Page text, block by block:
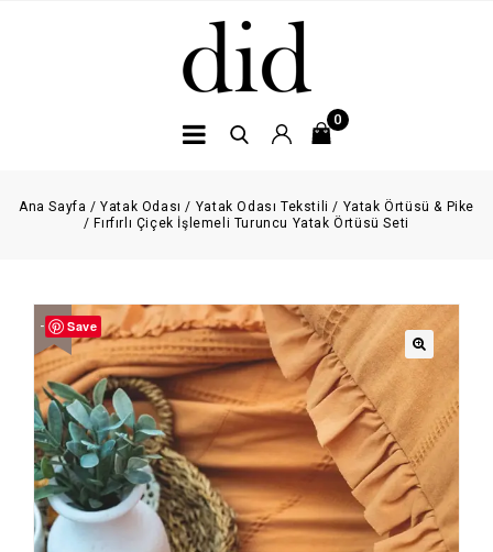
0
Ana Sayfa /Yatak Odası / Yatak Odası Tekstili / Yatak Örtüsü & Pike
/ Fırfırlı Çiçek İşlemeli Turuncu Yatak Örtüsü Seti
🔍
-21%Save